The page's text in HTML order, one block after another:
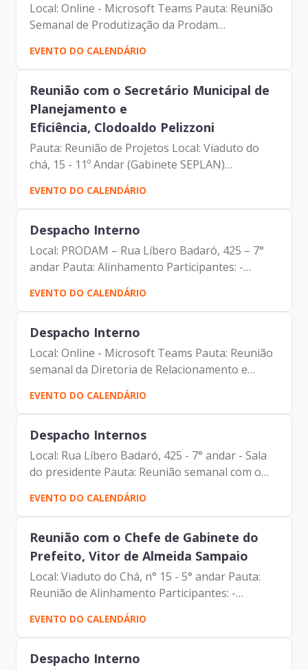
Local: Online - Microsoft Teams Pauta: Reunião
Semanal de Produtização da Prodam
Prodam-SP - André Tomiatto - Assessor da
Presidência | Prodam-SP...
EVENTO DO CALENDÁRIO
Reunião com o Secretário Municipal de
Planejamento e
Eficiência, Clodoaldo Pelizzoni
Pauta: Reunião de Projetos Local: Viaduto do
chá, 15 - 11º Andar (Gabinete SEPLAN)
Participantes: - Francisco Forbes - Presidente |
Prodam-SP - Luciano Felipe de Paula Capato –
Diretor de...
EVENTO DO CALENDÁRIO
Despacho Interno
Local: PRODAM – Rua Líbero Badaró, 425 – 7°
andar Pauta: Alinhamento Participantes: -
Francisco Forbes – Presidente | Prodam-SP -
Francisco Bruno Neto – Assessor da Presidência
| Prodam-SP
EVENTO DO CALENDÁRIO
Despacho Interno
Local: Online - Microsoft Teams Pauta: Reunião
semanal da Diretoria de Relacionamento e
Inteligência de Mercado Participantes: -
Francisco Forbes – Presidente | Prodam-SP -
André Tomiatto -...
EVENTO DO CALENDÁRIO
Despacho Internos
Local: Rua Líbero Badaró, 425 - 7° andar - Sala
do presidente Pauta: Reunião semanal com o
Assessor da Presidência Participantes: -
Francisco Forbes – Presidente | Prodam-SP -
Paulo Cabral -...
EVENTO DO CALENDÁRIO
Reunião com o Chefe de Gabinete do
Prefeito, Vitor de Almeida Sampaio
Local: Viaduto do Chá, n° 15 - 5° andar Pauta:
Reunião de Alinhamento Participantes: -
Francisco Forbes – Presidente | Prodam-SP -
André Tomiatto - Assessor da Presidência |
Prodam-SP - Vitor de...
EVENTO DO CALENDÁRIO
Despacho Interno